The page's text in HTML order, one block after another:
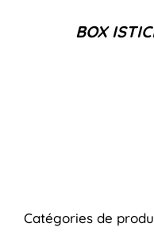
BOX
Catégories de